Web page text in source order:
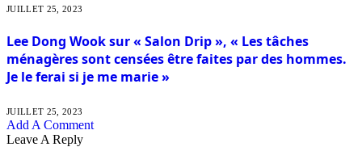
JUILLET 25, 2023
Lee Dong Wook sur « Salon Drip », « Les tâches
ménagères sont censées être faites par des hommes.
Je le ferai si je me marie »
JUILLET 25, 2023
Add A Comment
Leave A Reply